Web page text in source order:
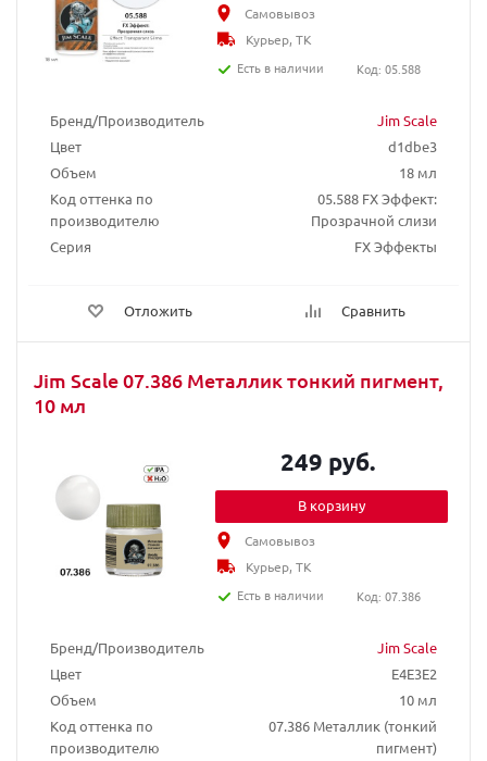
Бренд/Производитель
Jim Scale
Цвет
d1dbe3
Объем
18 мл
Код оттенка по
производителю
05.588 FX Эффект:
Прозрачной слизи
Серия
FX Эффекты
Отложить Сравнить
Самовывоз
Курьер, ТК
Есть в наличии
Код: 05.588
Jim Scale 07.386 Металлик тонкий пигмент,
10 мл
Бренд/Производитель
Jim Scale
Цвет
E4E3E2
Объем
10 мл
Код оттенка по
производителю
07.386 Металлик (тонкий
пигмент)
249 руб.
В корзину
Самовывоз
Курьер, ТК
Есть в наличии
Код: 07.386